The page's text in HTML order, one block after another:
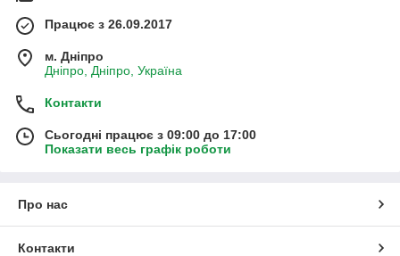
Працює з 26.09.2017
м. Дніпро
Дніпро, Дніпро, Україна
Контакти
Сьогодні працює з 09:00 до 17:00
Показати весь графік роботи
Про нас
Контакти